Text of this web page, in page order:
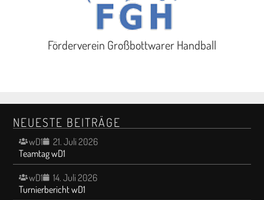
Förderverein Großbottwarer Handball
NEUESTE BEITRÄGE
wD1
21. Juli 2026
Teamtag wD1
wD1
14. Juli 2026
Turnierbericht wD1